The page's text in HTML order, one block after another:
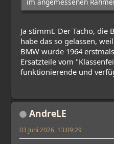
Ja stimmt. Der Tacho, die
habe das so gelassen,
BMW wurde 1964
Ersatzteile vom
funktionierende und
AndreLE
03 Juni 2026, 13:09:29